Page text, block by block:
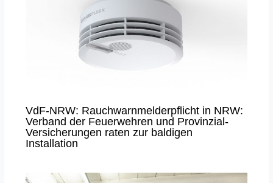
VdF-NRW: Rauchwarnmelderpflicht in NRW:
Verband der Feuerwehren und Provinzial-
Versicherungen raten zur baldigen
Installation